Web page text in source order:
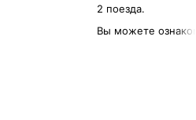
2 поезда.
Вы можете